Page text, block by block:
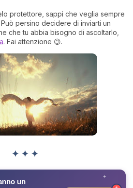
protettore, sappi che veglia sempre
persino decidere di inviarti un
che tu abbia bisogno di ascoltarlo,
. Fai attenzione 😉.
✦ ✦ ✦
✦
un